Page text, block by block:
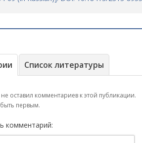
Список литературы
оставил комментариев к этой публикации.
первым.
комментарий: